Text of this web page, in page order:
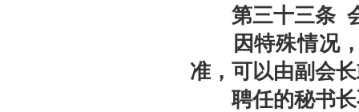
第三十三条
因特殊情况，
准，可以由副会
聘任的秘书长